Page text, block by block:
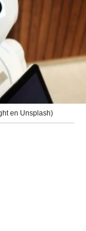
en Unsplash)